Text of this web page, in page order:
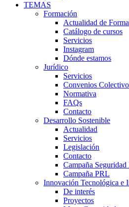
TEMAS
Formación
Actualidad de
Catálogo de cursos
Servicios
Instagram
Dónde estamos
Jurídico
Servicios
Convenios
Normativa
FAQs
Contacto
Desarrollo Sostenible
Actualidad
Servicios
Legislación
Contacto
Campaña Seguridad
Campaña PRL
Innovación Tecnológica e
De interés
Proyectos